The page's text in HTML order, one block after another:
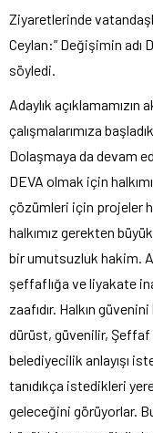
Ziyaretlerinde
Ceylan:” Değişimin adı
söyledi.
Adaylık
çalışmalarımıza
Dolaşmaya da devam
DEVA olmak için
çözümleri için projeler
halkımız gerekten
bir umutsuzluk hakim.
şeffaflığa ve liyakate
zaafıdır. Halkın
dürüst, güvenilir, Şeffaf
belediyecilik anlayışı
tanıdıkça istedikleri
geleceğini görüyorlar.